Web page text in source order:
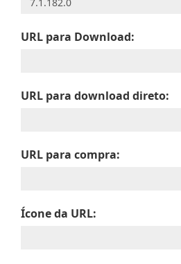
URL para Download:
URL para download direto:
URL para compra:
Ícone da URL: